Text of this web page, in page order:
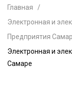
Главная
Электронная и
Предприятия
Электронная и
Самаре